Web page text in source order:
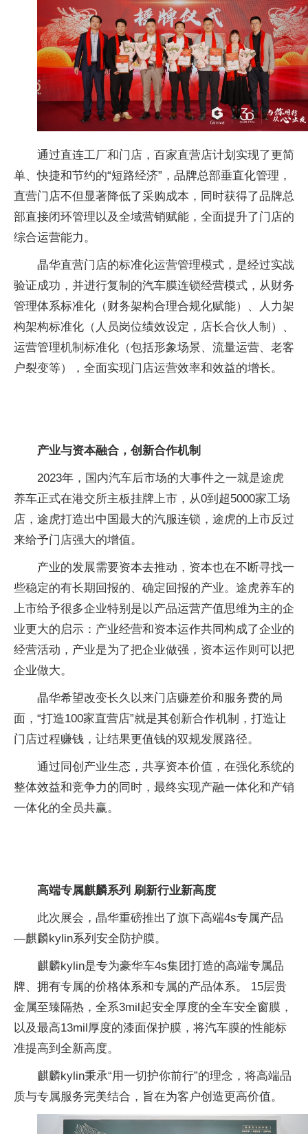
通过直连工厂和门店，百家直营店计划实现了更简
单、快捷和节约的“短路经济”，品牌总部垂直化管理，
直营门店不但显著降低了采购成本，同时获得了品牌总
部直接闭环管理以及全域营销赋能，全面提升了门店的
综合运营能力。
晶华直营门店的标准化运营管理模式，是经过实战
验证成功，并进行复制的汽车膜连锁经营模式，从财务
管理体系标准化（财务架构合理合规化赋能）、人力架
构架构标准化（人员岗位绩效设定，店长合伙人制）、
运营管理机制标准化（包括形象场景、流量运营、老客
户裂变等），全面实现门店运营效率和效益的增长。
产业与资本融合，创新合作机制
2023年，国内汽车后市场的大事件之一就是途虎
养车正式在港交所主板挂牌上市，从0到超5000家工场
店，途虎打造出中国最大的汽服连锁，途虎的上市反过
来给予门店强大的增值。
产业的发展需要资本去推动，资本也在不断寻找一
些稳定的有长期回报的、确定回报的产业。途虎养车的
上市给予很多企业特别是以产品运营产值思维为主的企
业更大的启示：产业经营和资本运作共同构成了企业的
经营活动，产业是为了把企业做强，资本运作则可以把
企业做大。
晶华希望改变长久以来门店赚差价和服务费的局
面，“打造100家直营店”就是其创新合作机制，打造让
门店过程赚钱，让结果更值钱的双规发展路径。
通过同创产业生态，共享资本价值，在强化系统的
整体效益和竞争力的同时，最终实现产融一体化和产销
一体化的全员共赢。
高端专属麒麟系列 刷新行业新高度
此次展会，晶华重磅推出了旗下高端4s专属产品
—麒麟kylin系列安全防护膜。
麒麟kylin是专为豪华车4s集团打造的高端专属品
牌、拥有专属的价格体系和专属的产品体系。 15层贵
金属至臻隔热，全系3mil起安全厚度的全车安全窗膜，
以及最高13mil厚度的漆面保护膜，将汽车膜的性能标
准提高到全新高度。
麒麟kylin秉承“用一切护你前行”的理念，将高端品
质与专属服务完美结合，旨在为客户创造更高价值。